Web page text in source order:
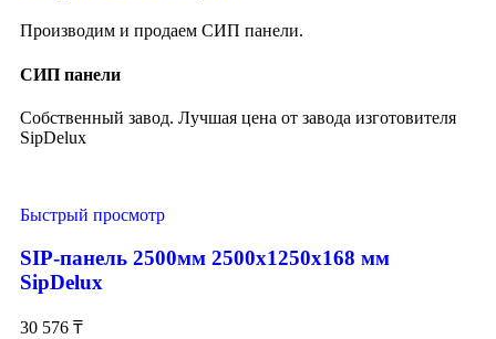
Производим и продаем СИП панели.
СИП панели
Собственный завод. Лучшая цена от завода изготовителя
SipDelux
Быстрый просмотр
SIP-панель 2500мм 2500x1250x168 мм
SipDelux
30 576 ₸